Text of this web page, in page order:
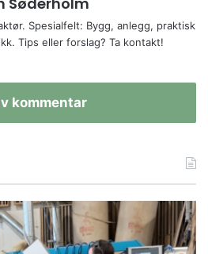
Spesialfelt: Bygg, anlegg, praktisk
Tips eller forslag? Ta kontakt!
kommentar